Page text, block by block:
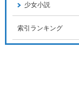
少女小説
索引ランキング